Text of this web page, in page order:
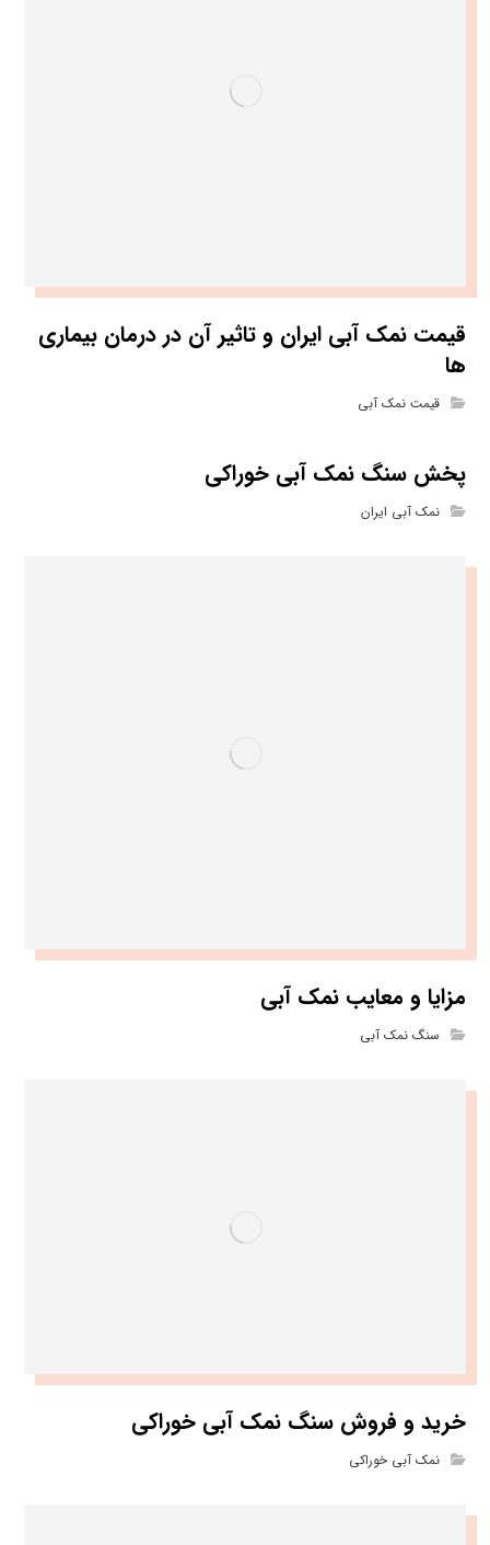
قیمت نمک آبی ایران و تاثیر آن در درمان بیماری
ها
قیمت نمک آبی
پخش سنگ نمک آبی خوراکی
نمک آبی ایران
مزایا و معایب نمک آبی
سنگ نمک آبی
خرید و فروش سنگ نمک آبی خوراکی
نمک آبی خوراکی